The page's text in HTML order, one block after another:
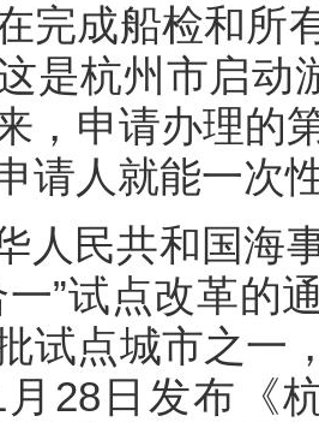
完成船检和所
是杭州市启动
，申请办理的
请人就能一次
人民共和国海
一”试点改革的
试点城市之一
28日发布《